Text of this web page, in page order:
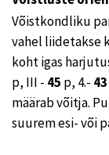
Võistkondliku
vahel liidetakse
koht igas
p, III - 45 p, 4.- 43
määrab võitja.
suurem esi- või